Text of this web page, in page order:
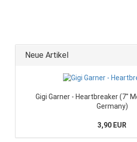
Neue Artikel
Gigi Garner - Heartbreaker (7"
Germany)
3,90 EUR